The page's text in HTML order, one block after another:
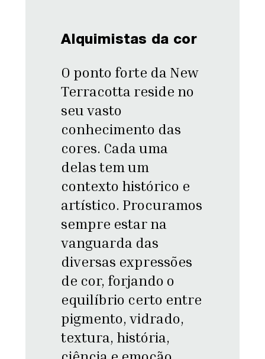
Alquimistas da cor
O ponto forte da New
Terracotta reside no
seu vasto
conhecimento das
cores. Cada uma
delas tem um
contexto histórico e
artístico. Procuramos
sempre estar na
vanguarda das
diversas expressões
de cor, forjando o
equilíbrio certo entre
pigmento, vidrado,
textura, história,